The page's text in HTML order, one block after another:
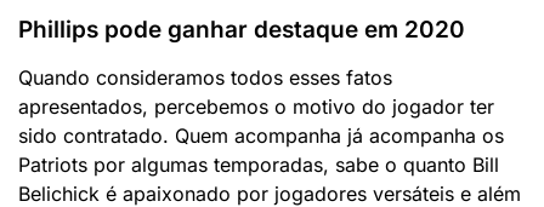
Phillips pode ganhar destaque em 2020
Quando consideramos todos esses fatos
apresentados, percebemos o motivo do jogador ter
sido contratado. Quem acompanha já acompanha os
Patriots por algumas temporadas, sabe o quanto Bill
Belichick é apaixonado por jogadores versáteis e além